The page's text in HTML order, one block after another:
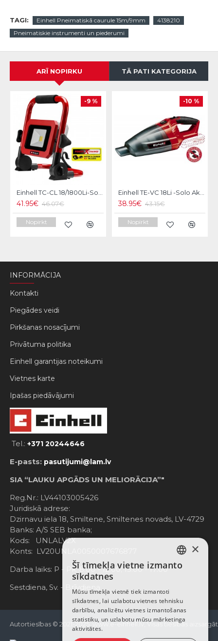
TAGI: Einhell Pneimatiskā caurule 15m/9mm
4138210
Pneimatiskie instrumenti un piederumi
ARĪ NOPIRKU TĀ PATI KATEGORIJA
-9 %
Einhell TC-CL 18/1800Li-Solo Akumulatora prožektors
41.95€ 46.07€
Nopirkt
-10 %
Einhell TE-VC 18Li -Solo Akumulatora putekļu sūcējs
38.95€ 43.15€
Nopirkt
INFORMĀCIJA
Kontakti
Piegādes veidi
Pirkšanas nosacījumi
Privātuma politika
Einhell garantijas noteikumi
Vietnes karte
Ipašas piedāvājumi
Tel.: +371 20244646
E-pasts: pasutijumi@lam.lv
SIA “LAUKU APGĀDS UN MELIORĀCIJA”"
Reg.Nr.: LV44103005426
Juridiskā adrese:
Dzirnavu iela 18, Smiltene, Smiltenes novads, LV-4729
Banks: A/S SEB banka;
Kods: UNLALV2X
Konts: LV20UNLA0050007676877
Darba laiks: P - Pk. 8:00 - 12:00; 13:00 - 17:00
Sestdiena, Sv. - Brīvdiena
Autortiesības © 2021-2025, www.e-einhell.lv, Visas tiesības
LATVIAN
ENGLISH
×
Šī tīmekļa vietne izmanto
sīkdatnes
Mūsu tīmekļa vietnē tiek izmantoti
sīkdatnes, lai uzlabotu vietnes tehnisku
darbību, analizētu vietnes izmantošanas
statistiku, un uzlabotu mūsu mārketinga
aktivitātes.